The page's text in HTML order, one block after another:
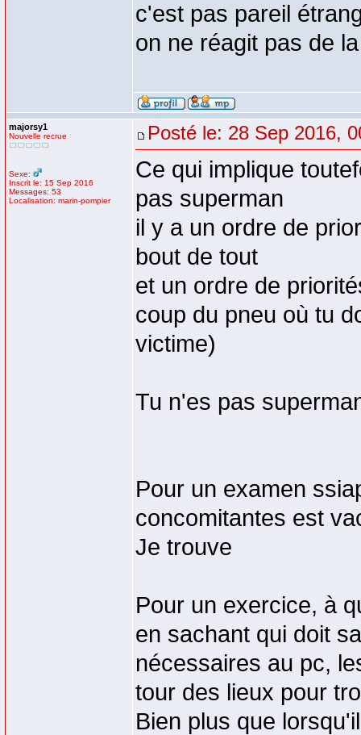
c'est pas pareil
on ne réagit pas de
majorsy1
Nouvelle recrue
Sexe:
Inscrit le: 15 Sep 2016
Messages: 53
Localisation: marin-pompier
Posté le: 28 Sep 2016,
Ce qui implique
pas superman
il y a un ordre de
bout de tout
et un ordre de
coup du pneu où tu
victime)
Tu n'es pas
Pour un examen
concomitantes est
Je trouve
Pour un exercice, à
en sachant qui doit
nécessaires au pc,
tour des lieux pour
Bien plus que